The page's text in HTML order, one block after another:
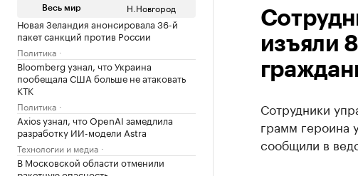
Весь мир Н.Новгород
Новая Зеландия анонсировала 36-й
пакет санкций против России
Политика
Bloomberg узнал, что Украина
пообещала США больше не атаковать
КТК
Политика
Axios узнал, что OpenAI замедлила
разработку ИИ-модели Astra
Технологии и медиа
В Московской области отменили
изъяли
Сотрудники
грамм героина
сообщили в